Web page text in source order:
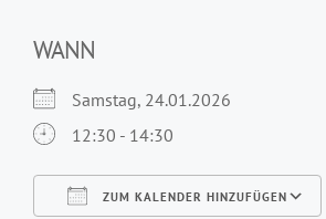
WANN
Samstag, 24.01.2026
12:30 - 14:30
ZUM KALENDER HINZUFÜGEN